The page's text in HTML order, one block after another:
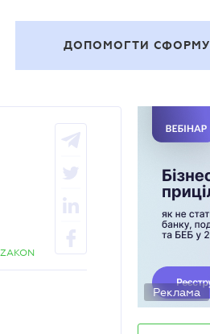
ДОПОМОГТИ
Реклама